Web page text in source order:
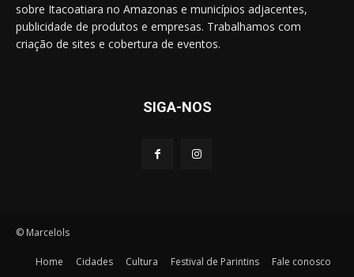
sobre Itacoatiara no Amazonas e municípios adjacentes,
publicidade de produtos e empresas. Trabalhamos com
criação de sites e cobertura de eventos.
SIGA-NOS
© Marcelols
Home Cidades Cultura Festival de Parintins Fale conosco